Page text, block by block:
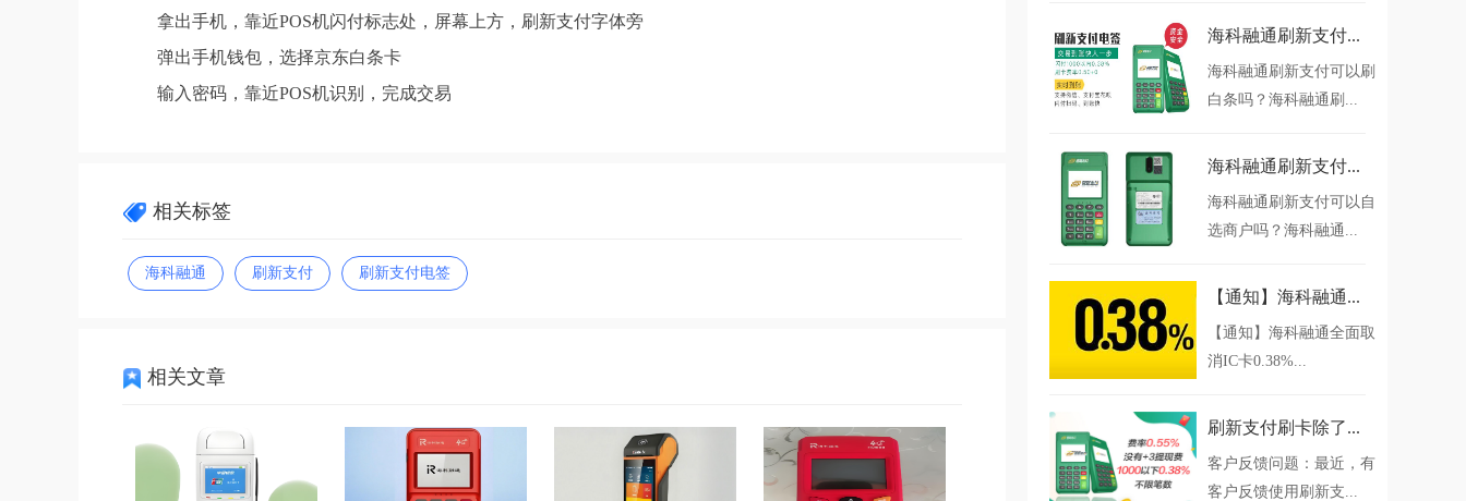
拿出手机，靠近POS机闪付标志处，屏幕上方，刷新支付字体旁
弹出手机钱包，选择京东白条卡
输入密码，靠近POS机识别，完成交易
相关标签
海科融通 刷新支付 刷新支付电签
相关文章
海科融通刷新支付...
海科融通刷新支付可以刷
白条吗？海科融通刷...
海科融通刷新支付...
海科融通刷新支付可以自
选商户吗？海科融通...
【通知】海科融通...
【通知】海科融通全面取
消IC卡0.38%...
刷新支付刷卡除了...
客户反馈问题：最近，有
客户反馈使用刷新支...